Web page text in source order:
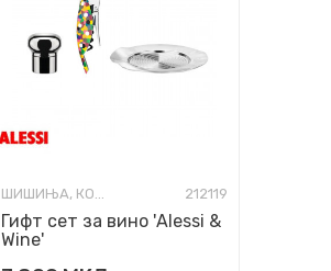
ШИШИЊА, КОЛБИ И ОТВАРАЧИ 212119
Гифт сет за вино 'Alessi &
Wine'